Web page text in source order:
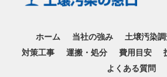
ホーム 当社の強み 土壌汚染
対策工事
運搬・処分 費用目安
よくある質問